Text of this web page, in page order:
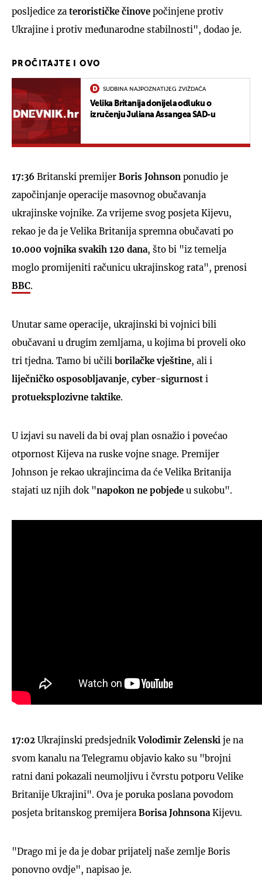
posljedice za terorističke činove počinjene protiv
Ukrajine i protiv međunarodne stabilnosti", dodao je.
PROČITAJTE I OVO
SUDBINA NAJPOZNATIJEG ZVIŽDAČA
Velika Britanija donijela odluku o
izručenju Juliana Assangea SAD-u
17:36 Britanski premijer Boris Johnson ponudio je
započinjanje operacije masovnog obučavanja
ukrajinske vojnike. Za vrijeme svog posjeta Kijevu,
rekao je da je Velika Britanija spremna obučavati po
10.000 vojnika svakih 120 dana, što bi "iz temelja
moglo promijeniti računicu ukrajinskog rata", prenosi
BBC.
Unutar same operacije, ukrajinski bi vojnici bili
obučavani u drugim zemljama, u kojima bi proveli oko
tri tjedna. Tamo bi učili borilačke vještine, ali i
liječničko osposobljavanje, cyber-sigurnost i
protueksplozivne taktike.
U izjavi su naveli da bi ovaj plan osnažio i povećao
otpornost Kijeva na ruske vojne snage. Premijer
Johnson je rekao ukrajincima da će Velika Britanija
stajati uz njih dok "napokon ne pobjede u sukobu".
17:02 Ukrajinski predsjednikVolodimir Zelenski je na
svom kanalu na Telegramu objavio kako su "brojni
ratni dani pokazali neumoljivu i čvrstu potporu Velike
Britanije Ukrajini". Ova je poruka poslana povodom
posjeta britanskog premijera Borisa JohnsonaKijevu.
"Drago mi je da je dobar prijatelj naše zemlje Boris
ponovno ovdje", napisao je.